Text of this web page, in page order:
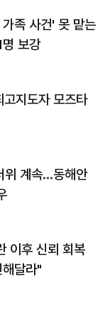
족 사건' 못 맡는
보강
지도자 모즈타
위 계속…동해안
이후 신뢰 회복
달라"